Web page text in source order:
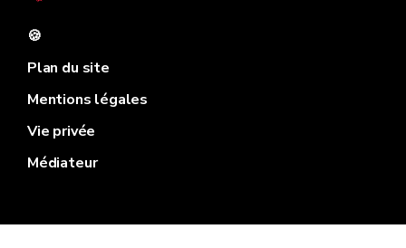
🍪
Plan du site
Mentions légales
Vie privée
Médiateur